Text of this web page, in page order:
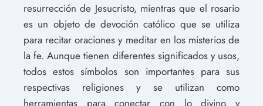
resurrección de Jesucristo, mientras que el rosario
es un objeto de devoción católico que se utiliza
para recitar oraciones y meditar en los misterios de
la fe. Aunque tienen diferentes significados y usos,
todos estos símbolos son importantes para sus
respectivas religiones y se utilizan como
herramientas para conectar con lo divino y